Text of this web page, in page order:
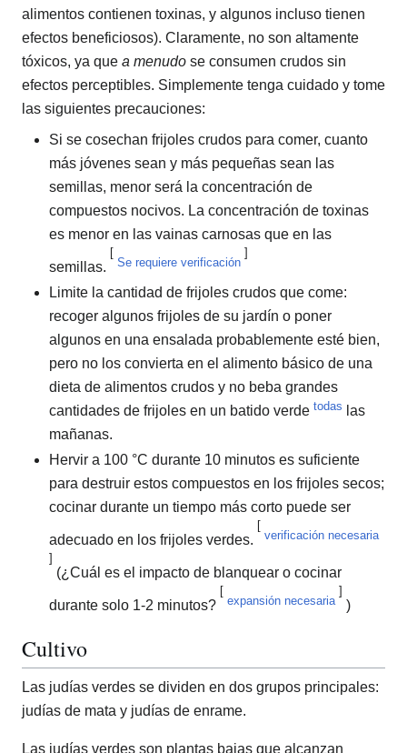
alimentos contienen toxinas, y algunos incluso tienen
efectos beneficiosos). Claramente, no son altamente
tóxicos, ya que a menudo se consumen crudos sin
efectos perceptibles. Simplemente tenga cuidado y tome
las siguientes precauciones:
Si se cosechan frijoles crudos para comer, cuanto
más jóvenes sean y más pequeñas sean las
semillas, menor será la concentración de
compuestos nocivos. La concentración de toxinas
es menor en las vainas carnosas que en las
semillas.
[
Se requiere verificación
]
Limite la cantidad de frijoles crudos que come:
recoger algunos frijoles de su jardín o poner
algunos en una ensalada probablemente esté bien,
pero no los convierta en el alimento básico de una
dieta de alimentos crudos y no beba grandes
cantidades de frijoles en un batido verde todas las
mañanas.
Hervir a 100 °C durante 10 minutos es suficiente
para destruir estos compuestos en los frijoles secos;
cocinar durante un tiempo más corto puede ser
adecuado en los frijoles verdes.
[
verificación necesaria
]
(¿Cuál es el impacto de blanquear o cocinar
durante solo 1-2 minutos?
[
expansión necesaria
]
)
Cultivo
Las judías verdes se dividen en dos grupos principales:
judías de mata y judías de enrame.
Las judías verdes son plantas bajas que alcanzan